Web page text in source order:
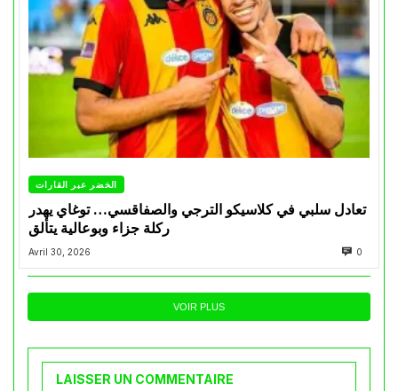
الخضر عبر القارات
تعادل سلبي في كلاسيكو الترجي والصفاقسي… توغاي يهدر
ركلة جزاء وبوعالية يتألق
Avril 30, 2026 0
VOIR PLUS
LAISSER UN COMMENTAIRE